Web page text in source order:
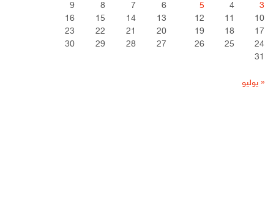
3
4
5
6
7
8
9
10
11
12
13
14
15
16
17
18
19
20
21
22
23
24
25
26
27
28
29
30
31
« يوليو